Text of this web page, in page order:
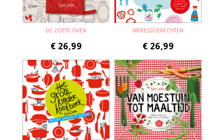
DE ZOETE OVEN
€ 26,99
WERELDGERECHTEN
€ 26,99